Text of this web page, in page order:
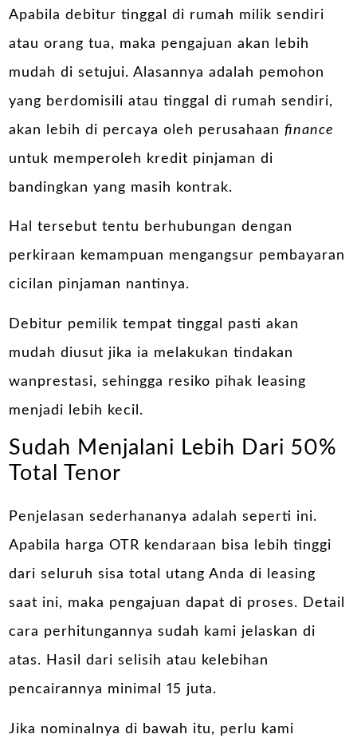
Apabila debitur tinggal di rumah milik sendiri
atau orang tua, maka pengajuan akan lebih
mudah di setujui. Alasannya adalah pemohon
yang berdomisili atau tinggal di rumah sendiri,
akan lebih di percaya oleh perusahaanfinance
untuk memperoleh kredit pinjaman di
bandingkan yang masih kontrak.
Hal tersebut tentu berhubungan dengan
perkiraan kemampuan mengangsur pembayaran
cicilan pinjaman nantinya.
Debitur pemilik tempat tinggal pasti akan
mudah diusut jika ia melakukan tindakan
wanprestasi, sehingga resiko pihak leasing
menjadi lebih kecil.
Sudah Menjalani Lebih Dari 50%
Total Tenor
Penjelasan sederhananya adalah seperti ini.
Apabila harga OTR kendaraan bisa lebih tinggi
dari seluruh sisa total utang Anda di leasing
saat ini, maka pengajuan dapat di proses. Detail
cara perhitungannya sudah kami jelaskan di
atas. Hasil dari selisih atau kelebihan
pencairannya minimal 15 juta.
Jika nominalnya di bawah itu, perlu kami